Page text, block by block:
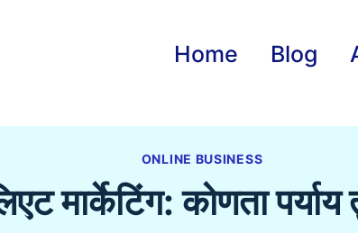
Home Blog
ONLINE BUSINESS
मार्केटिंग: कोणता